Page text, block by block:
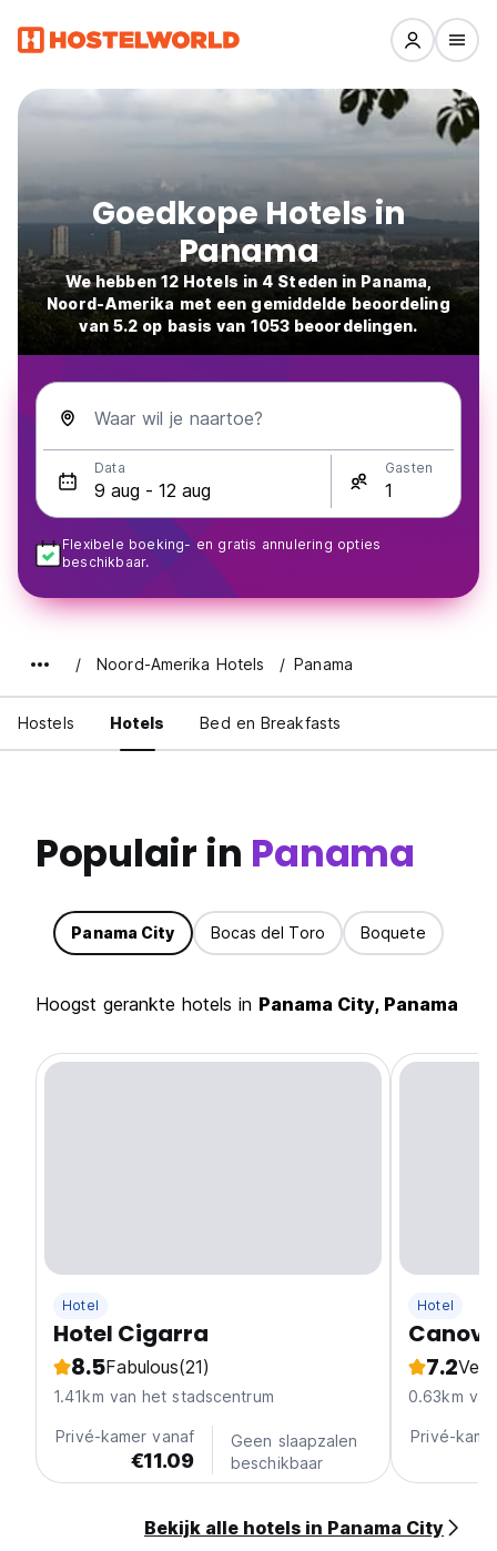
Goedkope Hotels in
Panama
We hebben 12 Hotels in 4 Steden in Panama,
Noord-Amerika met een gemiddelde beoordeling
van 5.2 op basis van 1053 beoordelingen.
Waar wil je naartoe?
Data Gasten
Flexibele boeking- en gratis annulering opties
beschikbaar.
Noord-Amerika Hotels Panama
Hostels Hotels Bed en Breakfasts
Populair in Panama
Panama City Bocas del Toro Boquete
Hoogst gerankte hotels in Panama City, Panama
Hotel
Hotel Cigarra
8.5Fabulous(21)
1.41km van het stadscentrum
Privé-kamer vanaf
€11.09
Geen slaapzalen
beschikbaar
Hotel
7.2
0.63km
Privé-
Bekijk alle hotels in Panama City